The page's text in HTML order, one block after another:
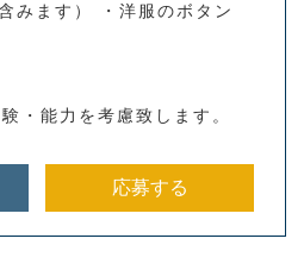
みます） ・洋服のボタン
・能力を考慮致します。
応募する